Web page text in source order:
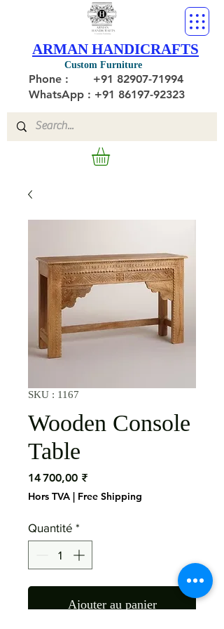
Custom Furniture
ARMAN HANDICRAFTS
Phone : +91 82907-71994
WhatsApp : +91 86197-92323
SKU : 1167
Wooden Console
Table
14 700,00 ₹Prix
Hors TVA | Free Shipping
Quantité *
Ajouter au panier